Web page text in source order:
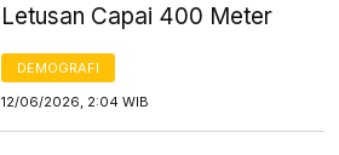
Letusan Capai 400 Meter
DEMOGRAFI
12/06/2026, 2:04 WIB